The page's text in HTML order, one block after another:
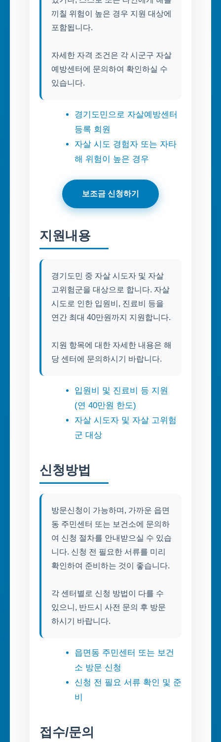
끼칠 위험이 높은 경우 지원 대상에
포함됩니다.
자세한 자격 조건은 각 시군구 자살
예방센터에 문의하여 확인하실 수
있습니다.
경기도민으로 자살예방센터
등록 회원
자살 시도 경험자 또는 자타
해 위험이 높은 경우
보조금 신청하기
지원내용
경기도민 중 자살 시도자 및 자살
고위험군을 대상으로 합니다. 자살
시도로 인한 입원비, 진료비 등을
연간 최대 40만원까지 지원합니다.
지원 항목에 대한 자세한 내용은 해
당 센터에 문의하시기 바랍니다.
입원비 및 진료비 등 지원
(연 40만원 한도)
자살 시도자 및 자살 고위험
군 대상
신청방법
방문신청이 가능하며, 가까운 읍면
동 주민센터 또는 보건소에 문의하
여 신청 절차를 안내받으실 수 있습
니다. 신청 전 필요한 서류를 미리
확인하여 준비하는 것이 좋습니다.
각 센터별로 신청 방법이 다를 수
있으니, 반드시 사전 문의 후 방문
하시기 바랍니다.
읍면동 주민센터 또는 보건
소 방문 신청
신청 전 필요 서류 확인 및 준
비
접수/문의